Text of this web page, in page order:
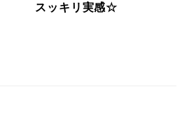
スッキリ実感☆